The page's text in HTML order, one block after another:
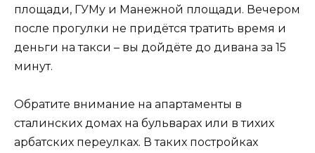
площади, ГУМу и Манежной площади. Вечером
после прогулки не придётся тратить время и
деньги на такси – вы дойдёте до дивана за 15
минут.
Обратите внимание на апартаменты в
сталинских домах на бульварах или в тихих
арбатских переулках. В таких постройках